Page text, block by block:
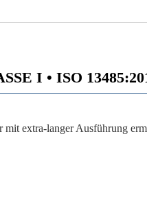
I • ISO
extra-langer Ausführung